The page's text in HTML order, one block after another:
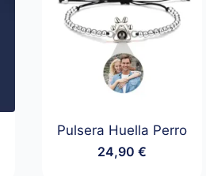
Pulsera Huella Perro
24,90 €